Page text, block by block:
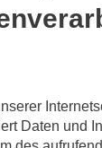
Daten und